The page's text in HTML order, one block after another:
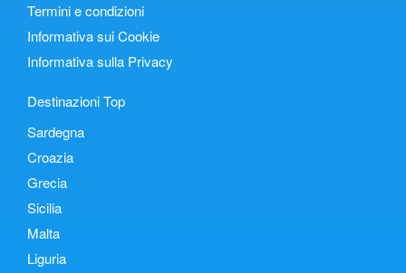
Termini e condizioni
Informativa sui Cookie
Informativa sulla Privacy
Destinazioni Top
Sardegna
Croazia
Grecia
Sicilia
Malta
Liguria